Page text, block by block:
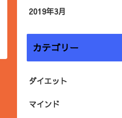
2019年3月
カテゴリー
ダイエット
マインド